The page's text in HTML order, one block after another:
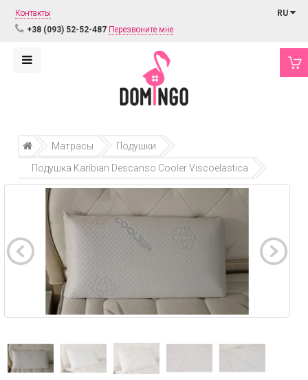
Контакты
+38 (093) 52-52-487 Перезвоните мне
RU
Матрасы
Подушки
Подушка Karibian Descanso Cooler Viscoelastica